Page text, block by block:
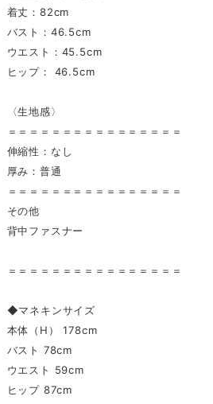
着丈：82cm
バスト：46.5cm
ウエスト：45.5cm
ヒップ： 46.5cm
〈生地感〉
＝＝＝＝＝＝＝＝＝＝＝＝＝＝＝＝
伸縮性：なし
厚み：普通
＝＝＝＝＝＝＝＝＝＝＝＝＝＝＝＝
その他
背中ファスナー
＝＝＝＝＝＝＝＝＝＝＝＝＝＝＝＝
◆マネキンサイズ
本体（H） 178cm
バスト 78cm
ウエスト 59cm
ヒップ 87cm